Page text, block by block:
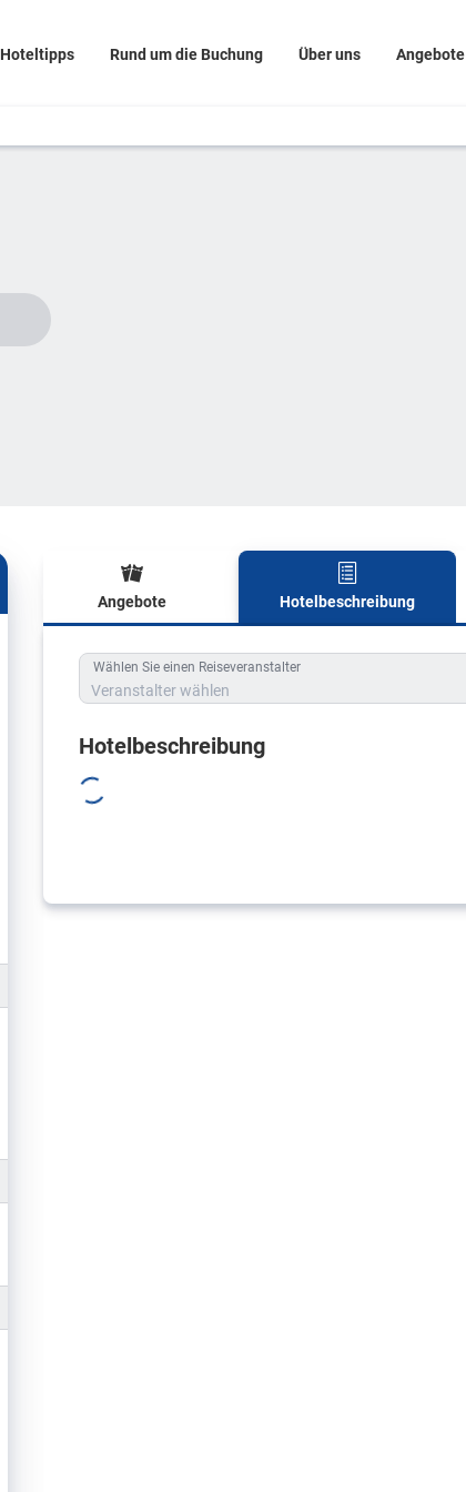
Hoteltipps Rund um die Buchung Über uns Angebote
Angebote Hotelbeschreibung
Hotelbeschreibung
Wählen Sie einen Reiseveranstalter
Veranstalter wählen
Hotelbeschreibung